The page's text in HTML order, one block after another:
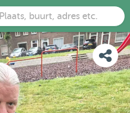
Plaats, buurt, adres etc.